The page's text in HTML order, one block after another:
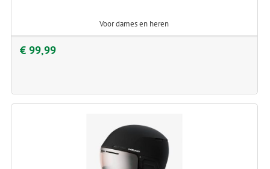
Voor dames en heren
€ 99,99